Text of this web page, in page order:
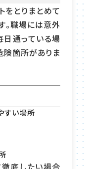
をとりまとめて
。職場には意外
日通っている場
険箇所がありま
すい場所
底したい場合